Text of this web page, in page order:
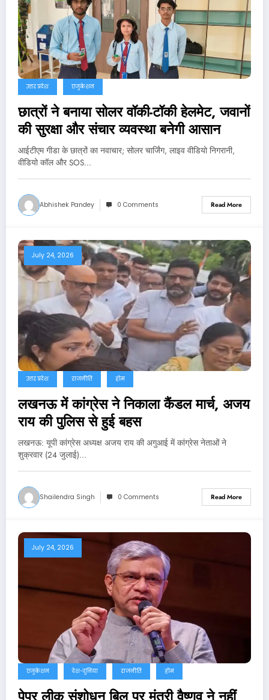
उत्तर प्रदेश एजुकेशन
छात्रों ने बनाया सोलर वॉकी-टॉकी हेलमेट, जवानों
की सुरक्षा और संचार व्यवस्था बनेगी आसान
आईटीएम गीडा के छात्रों का नवाचार; सोलर चार्जिंग, लाइव वीडियो निगरानी,
वीडियो कॉल और SOS…
Abhishek Pandey 0 Comments Read More
July 24, 2026
उत्तर प्रदेश राजनीति होम
लखनऊ में कांग्रेस ने निकाला कैंडल मार्च, अजय
राय की पुलिस से हुई बहस
लखनऊ: यूपी कांग्रेस अध्यक्ष अजय राय की अगुआई में कांग्रेस नेताओं ने
शुक्रवार (24 जुलाई)…
Shailendra Singh 0 Comments Read More
July 24, 2026
एजुकेशन देश-दुनिया राजनीति होम